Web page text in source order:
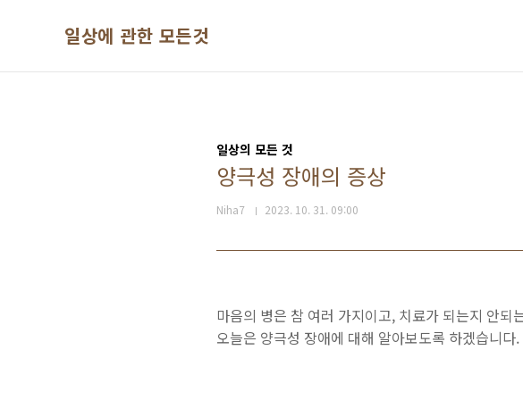
일상에 관한 모든것
일상의 모든 것
양극성 장애의 증상
Niha7 2023. 10. 31. 09:00
마음의 병은 참 여러 가지이고, 치료가 되는지 안되
오늘은 양극성 장애에 대해 알아보도록 하겠습니다.